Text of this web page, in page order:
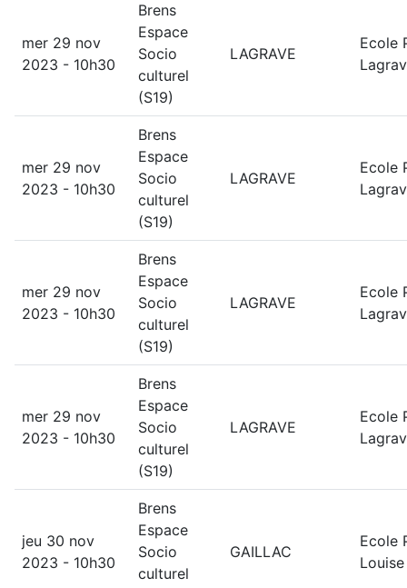
mer 29 nov
2023 - 10h30
Brens
Espace
Socio
culturel
(S19)
LAGRAVE
Ecole
mer 29 nov
2023 - 10h30
Brens
Espace
Socio
culturel
(S19)
LAGRAVE
Ecole
mer 29 nov
2023 - 10h30
Brens
Espace
Socio
culturel
(S19)
LAGRAVE
Ecole
mer 29 nov
2023 - 10h30
Brens
Espace
Socio
culturel
(S19)
LAGRAVE
Ecole
jeu 30 nov
2023 - 10h30
Brens
Espace
Socio
culturel
GAILLAC
Ecole